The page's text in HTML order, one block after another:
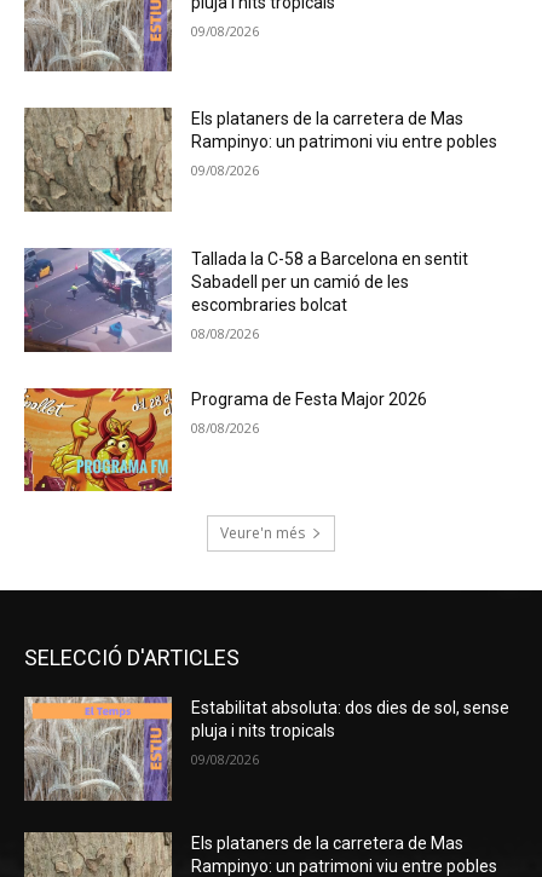
09/08/2026
Els plataners de la carretera de Mas
Rampinyo: un patrimoni viu entre pobles
09/08/2026
Tallada la C-58 a Barcelona en sentit
Sabadell per un camió de les
escombraries bolcat
08/08/2026
Programa de Festa Major 2026
08/08/2026
Veure'n més
SELECCIÓ D'ARTICLES
Estabilitat absoluta: dos dies de sol, sense
pluja i nits tropicals
09/08/2026
Els plataners de la carretera de Mas
Rampinyo: un patrimoni viu entre pobles